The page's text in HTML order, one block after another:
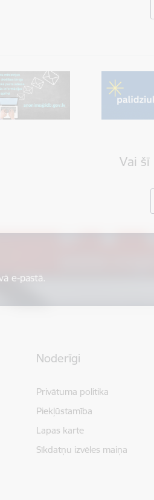
Vai
e-pastā.
Noderīgi
Privātuma politika
Piekļūstamība
Lapas karte
Sīkdatņu izvēles maiņa